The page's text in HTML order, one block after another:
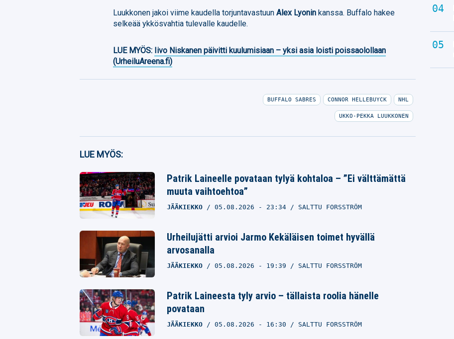
Luukkonen jakoi viime kaudella torjuntavastuunAlex Lyonin kanssa. Buffalo hakee
selkeää ykkösvahtia tulevalle kaudelle.
LUE MYÖS: Iivo Niskanen päivitti kuulumisiaan – yksi asia loisti poissaolollaan
(UrheiluAreena.fi)
Whatsapp
BUFFALO SABRES CONNOR HELLEBUYCK NHL
UKKO-PEKKA LUUKKONEN
LUE MYÖS:
Patrik Laineelle povataan tylyä kohtaloa – ”Ei välttämättä
muuta vaihtoehtoa”
JÄÄKIEKKO 05.08.2026 - 23:34 SALTTU FORSSTRÖM
Urheilujätti arvioi Jarmo Kekäläisen toimet hyvällä
arvosanalla
JÄÄKIEKKO 05.08.2026 - 19:39 SALTTU FORSSTRÖM
Patrik Laineesta tyly arvio – tällaista roolia hänelle
povataan
JÄÄKIEKKO 05.08.2026 - 16:30 SALTTU FORSSTRÖM